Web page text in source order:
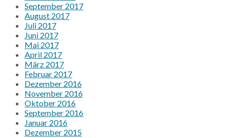
September 2017
August 2017
Juli 2017
Juni 2017
Mai 2017
April 2017
März 2017
Februar 2017
Dezember 2016
November 2016
Oktober 2016
September 2016
Januar 2016
Dezember 2015